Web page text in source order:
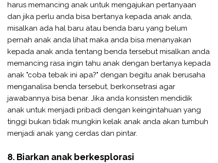
harus memancing anak untuk mengajukan pertanyaan
dan jika perlu anda bisa bertanya kepada anak anda,
misalkan ada hal baru atau benda baru yang belum
pernah anak anda lihat maka anda bisa menanyakan
kepada anak anda tentang benda tersebut misalkan anda
memancing rasa ingin tahu anak dengan bertanya kepada
anak "coba tebak ini apa?" dengan begitu anak berusaha
menganalisa benda tersebut, berkonsetrasi agar
jawabannya bisa benar. Jika anda konsisten mendidik
anak untuk menjadi pribadi dengan keingintahuan yang
tinggi bukan tidak mungkin kelak anak anda akan tumbuh
menjadi anak yang cerdas dan pintar.
8. Biarkan anak berkesplorasi